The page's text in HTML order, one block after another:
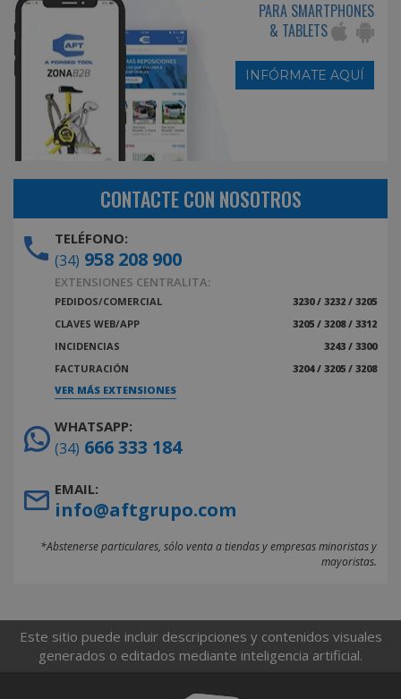
PARA SMARTPHONES
& TABLETS
INFÓRMATE AQUÍ
CONTACTE CON NOSOTROS
TELÉFONO:
(34) 958 208 900
EXTENSIONES CENTRALITA:
PEDIDOS/COMERCIAL
3230 / 3232 / 3205
CLAVES WEB/APP
3205 / 3208 / 3312
INCIDENCIAS
3243 / 3300
FACTURACIÓN
3204 / 3205 / 3208
VER MÁS EXTENSIONES
WHATSAPP:
(34) 666 333 184
EMAIL:
info@aftgrupo.com
*Abstenerse particulares, sólo venta a tiendas y empresas minoristas y
mayoristas.
Este sitio puede incluir descripciones y contenidos visuales
generados o editados mediante inteligencia artificial.